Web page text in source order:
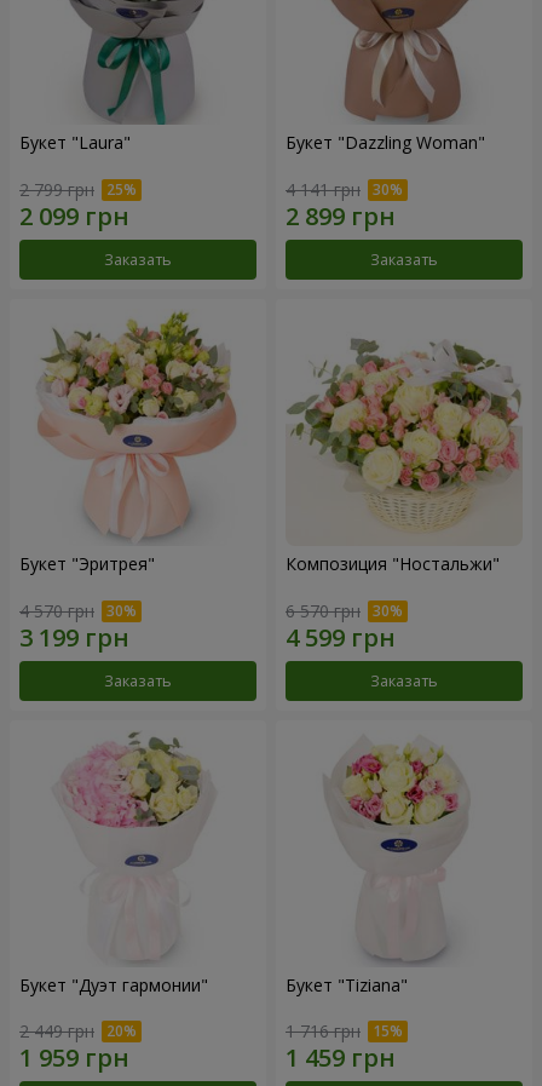
Букет "Laura"
2 799 грн
Заказать
Букет "Dazzling Woman"
4 141 грн
Заказать
Букет "Эритрея"
4 570 грн
Заказать
Композиция "Ностальжи"
6 570 грн
Заказать
Букет "Дуэт гармонии"
2 449 грн
Букет "Tiziana"
1 716 грн